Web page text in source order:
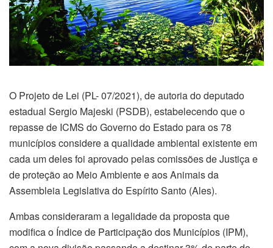
O Projeto de Lei (PL- 07/2021), de autoria do deputado
estadual Sergio Majeski (PSDB), estabelecendo que o
repasse de ICMS do Governo do Estado para os 78
municípios considere a qualidade ambiental existente em
cada um deles foi aprovado pelas comissões de Justiça e
de proteção ao Meio Ambiente e aos Animais da
Assembleia Legislativa do Espírito Santo (Ales).
Ambas consideraram a legalidade da proposta que
modifica o Índice de Participação dos Municípios (IPM),